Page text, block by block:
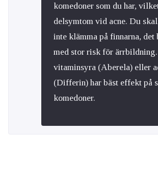
komedoner som du har,
delsymtom vid acne. Du
inte klämma på finnarna,
med stor risk för
vitaminsyra (Aberela) eller
(Differin) har bäst effekt på
komedoner.